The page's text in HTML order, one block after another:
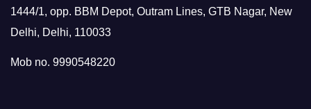
1444/1, opp. BBM Depot, Outram Lines, GTB Nagar, New
Delhi, Delhi, 110033
Mob no. 9990548220